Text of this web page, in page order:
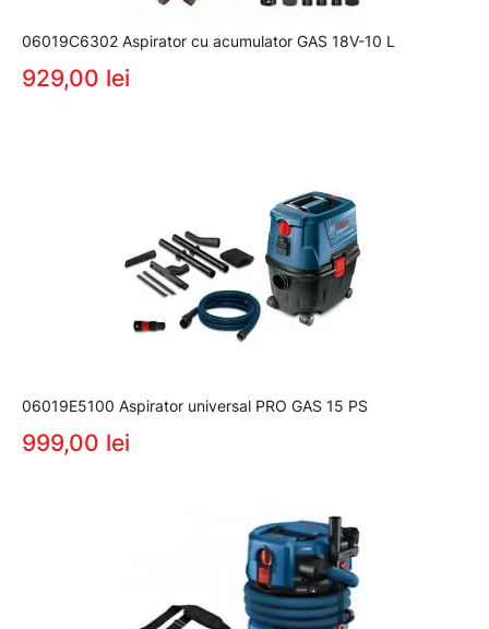
06019C6302 Aspirator cu acumulator GAS 18V-10 L
929,00 lei
06019E5100 Aspirator universal PRO GAS 15 PS
999,00 lei